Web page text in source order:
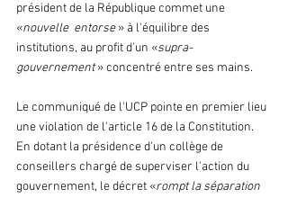
président de la République commet une
«nouvelle  entorse » à l'équilibre des
institutions, au profit d'un «supra-
gouvernement » concentré entre ses mains.
Le communiqué de l'UCP pointe en premier lieu
une violation de l'article 16 de la Constitution.
En dotant la présidence d'un collège de
conseillers chargé de superviser l'action du
gouvernement, le décret «rompt la séparation